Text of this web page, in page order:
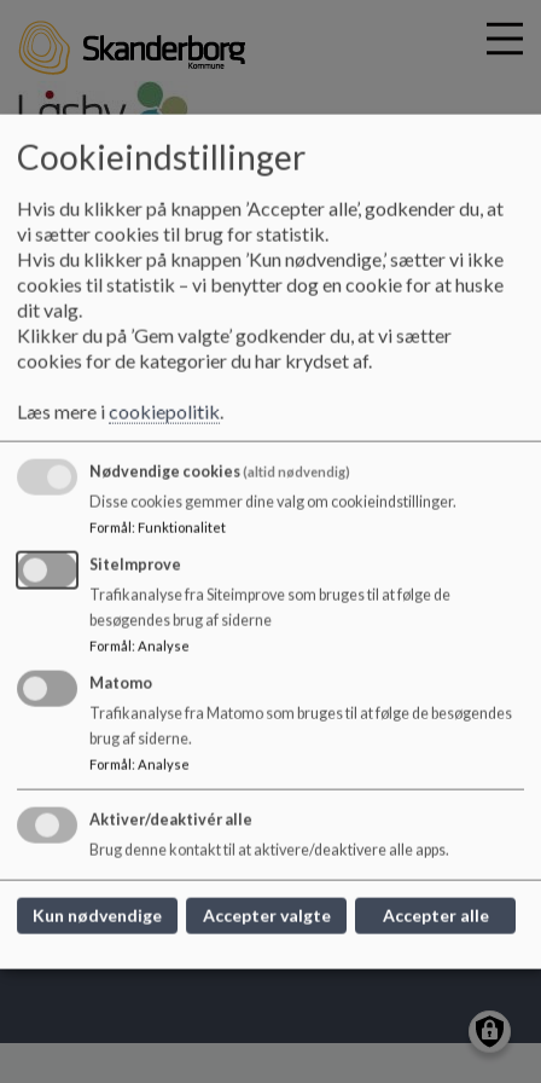
i
laasby-skole
Kontakt Samarbejdspartnere UU-vejledning - afd. D-E
UU-vejledning - afd. D
Uddannelsesvejleder på Specialtilbud Autisme:
Miriam Knudby Nielsen
Tlf.: 21 83 49 34
Kan også kontaktes på Aula.
Se mere om vejledning i Skanderborg Kommune
her:https://www.ung-skanderborg.dk/
Låsby Skole
Skolevej 10, 8670 Låsby
laasbyskole@skanderborg.dk
+45 87942750
EAN NR.
5798005707301
Sitemap
Cookieindstillinger
Hvis du klikker på knappen ’Accepter alle’, godkender du, at
vi sætter cookies til brug for statistik.
Hvis du klikker på knappen ’Kun nødvendige,’ sætter vi ikke
cookies til statistik – vi benytter dog en cookie for at huske
dit valg.
Klikker du på ’Gem valgte’ godkender du, at vi sætter
cookies for de kategorier du har krydset af.
Læs mere icookiepolitik.
Nødvendige cookies(altid nødvendig)
Disse cookies gemmer dine valg om cookieindstillinger.
Formål: Funktionalitet
SiteImprove
Trafikanalyse fra Siteimprove som bruges til at følge de
besøgendes brug af siderne
Formål: Analyse
Matomo
Trafikanalyse fra Matomo som bruges til at følge de besøgendes
brug af siderne.
Formål: Analyse
Aktiver/deaktivér alle
Brug denne kontakt til at aktivere/deaktivere alle apps.
Kun nødvendige Accepter valgte Accepter alle